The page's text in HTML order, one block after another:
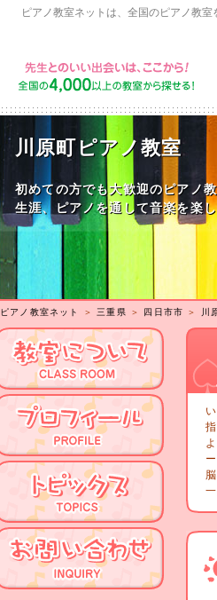
ピアノ教室ネットは、全国のピアノ教
川原町ピアノ教室
初めての方でも大歓迎のピアノ教
生涯、ピアノを通して音楽を楽
ピアノ教室ネット ＞ 三重県 ＞ 四日市市 ＞ 川